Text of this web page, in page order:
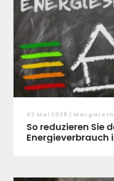
03 Mai 2025 /
So reduzieren Sie
Energieverbrauch